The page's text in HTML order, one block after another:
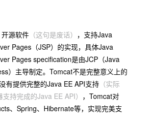
源软件（这句是废话） ，支持Java
Pages（JSP）的实现，具体Java
Pages specification是由JCP（Java
）主导制定。Tomcat不是完整意义上的
有提供完整的Java EE API支持（实际
持完成的Java EE API） ，Tomcat对
、Spring、Hibernate等，实现完美支